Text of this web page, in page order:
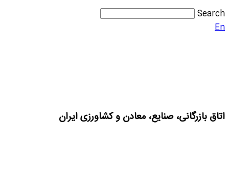
Search
En
اتاق بازرگانی، صنایع، معادن و کشاورزی ایران